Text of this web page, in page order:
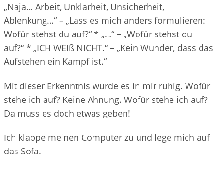
„Naja… Arbeit, Unklarheit, Unsicherheit,
Ablenkung…“ – „Lass es mich anders formulieren:
Wofür stehst du auf?“ * „…“ – „Wofür stehst du
auf?“ * „ICH WEIß NICHT.“ – „Kein Wunder, dass das
Aufstehen ein Kampf ist.“
Mit dieser Erkenntnis wurde es in mir ruhig. Wofür
stehe ich auf? Keine Ahnung. Wofür stehe ich auf?
Da muss es doch etwas geben!
Ich klappe meinen Computer zu und lege mich auf
das Sofa.